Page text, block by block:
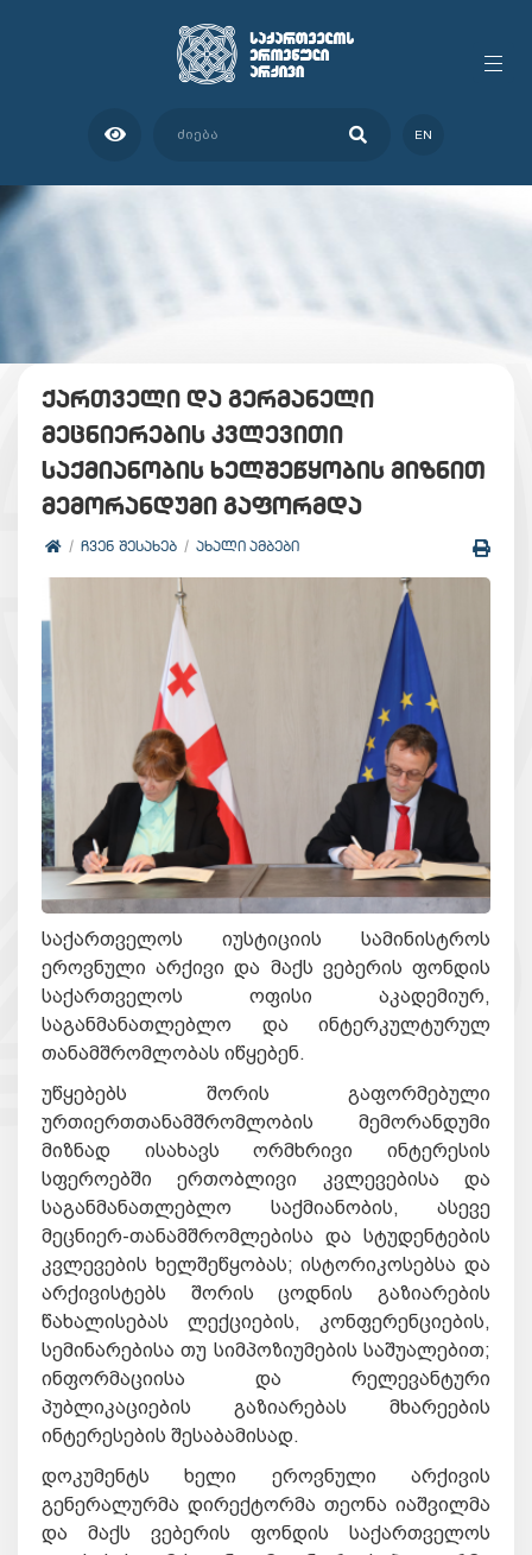
EN
ქართველი და გერმანელი
მეცნიერების კვლევითი
საქმიანობის ხელშეწყობის მიზნით
მემორანდუმი გაფორმდა
ᲩᲕᲔᲜ ᲨᲔᲡᲐᲮᲔᲑ ᲐᲮᲐᲚᲘ ᲐᲛᲑᲔᲑᲘ
საქართველოს იუსტიციის სამინისტროს
ეროვნული არქივი და მაქს ვებერის ფონდის
საქართველოს ოფისი აკადემიურ,
საგანმანათლებლო და ინტერკულტურულ
თანამშრომლობას იწყებენ.
უწყებებს შორის გაფორმებული
ურთიერთთანამშრომლობის მემორანდუმი
მიზნად ისახავს ორმხრივი ინტერესის
სფეროებში ერთობლივი კვლევებისა და
საგანმანათლებლო საქმიანობის, ასევე
მეცნიერ-თანამშრომლებისა და სტუდენტების
კვლევების ხელშეწყობას; ისტორიკოსებსა და
არქივისტებს შორის ცოდნის გაზიარების
წახალისებას ლექციების, კონფერენციების,
სემინარებისა თუ სიმპოზიუმების საშუალებით;
ინფორმაციისა და რელევანტური
პუბლიკაციების გაზიარებას მხარეების
ინტერესების შესაბამისად.
დოკუმენტს ხელი ეროვნული არქივის
გენერალურმა დირექტორმა თეონა იაშვილმა
და მაქს ვებერის ფონდის საქართველოს